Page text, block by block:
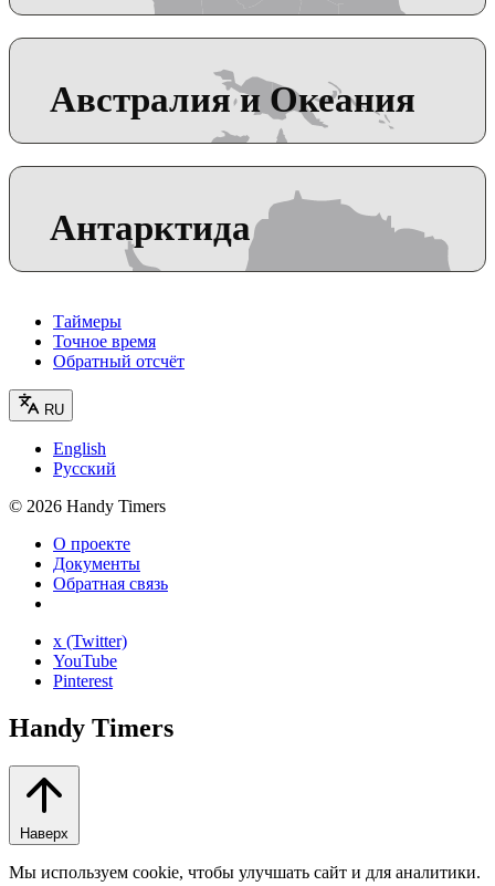
Австралия и Океания
Антарктида
Таймеры
Точное время
Обратный отсчёт
RU
English
Русский
© 2026 Handy Timers
О проекте
Документы
Обратная связь
x (Twitter)
YouTube
Pinterest
Handy Timers
Наверх
Мы используем cookie, чтобы улучшать сайт и для аналитики.